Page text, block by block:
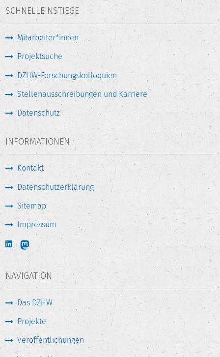
SCHNELLEINSTIEGE
Mitarbeiter*innen
Projektsuche
DZHW-Forschungskolloquien
Stellenausschreibungen und Karriere
Datenschutz
INFORMATIONEN
Kontakt
Datenschutzerklärung
Sitemap
Impressum
NAVIGATION
Das DZHW
Projekte
Veröffentlichungen